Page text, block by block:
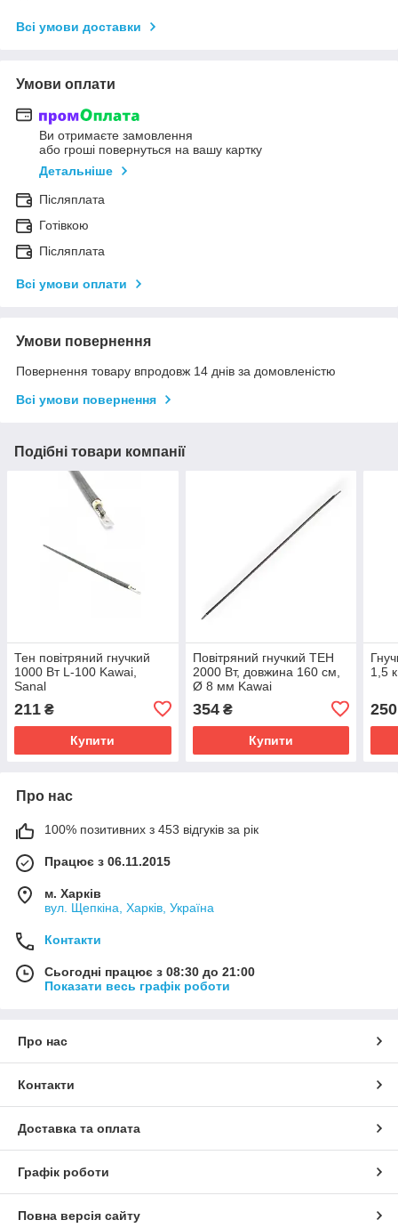
Всі умови доставки
Умови оплати
Ви отримаєте замовлення
або гроші повернуться на вашу картку
Детальніше
Післяплата
Готівкою
Післяплата
Всі умови оплати
Умови повернення
Повернення товару впродовж 14 днів за домовленістю
Всі умови повернення
Подібні товари компанії
Тен повітряний гнучкий
1000 Вт L-100 Kawai,
Sanal
211 ₴
Купити
Повітряний гнучкий ТЕН
2000 Вт, довжина 160 см,
Ø 8 мм Kawai
354₴
Купити
1,5
250
Про нас
100% позитивних з 453 відгуків за рік
Працює з 06.11.2015
м. Харків
вул. Щепкіна, Харків, Україна
Контакти
Сьогодні працює з 08:30 до 21:00
Показати весь графік роботи
Про нас
Контакти
Доставка та оплата
Графік роботи
Повна версія сайту